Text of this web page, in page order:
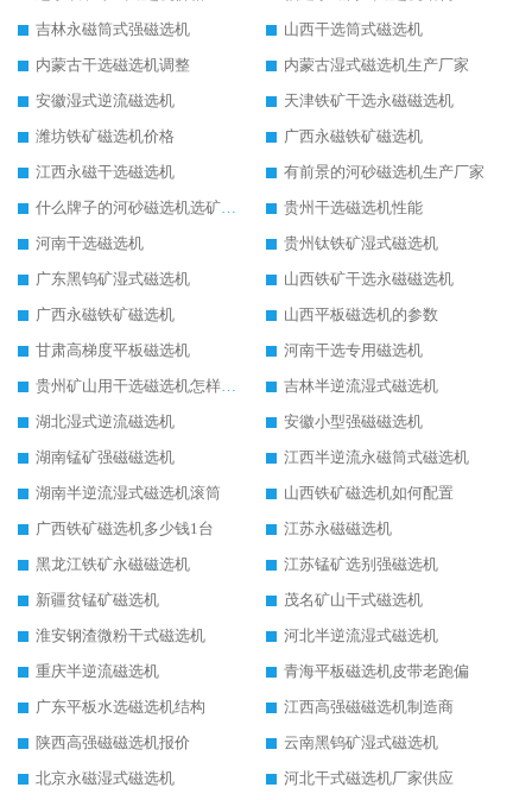
吉林永磁筒式强磁选机
山西干选筒式磁选机
内蒙古干选磁选机调整
内蒙古湿式磁选机生产厂家
安徽湿式逆流磁选机
天津铁矿干选永磁磁选机
潍坊铁矿磁选机价格
广西永磁铁矿磁选机
江西永磁干选磁选机
有前景的河砂磁选机生产厂家
什么牌子的河砂磁选机选矿效果好
贵州干选磁选机性能
河南干选磁选机
贵州钛铁矿湿式磁选机
广东黑钨矿湿式磁选机
山西铁矿干选永磁磁选机
广西永磁铁矿磁选机
山西平板磁选机的参数
甘肃高梯度平板磁选机
河南干选专用磁选机
贵州矿山用干选磁选机怎样调磁
吉林半逆流湿式磁选机
湖北湿式逆流磁选机
安徽小型强磁磁选机
湖南锰矿强磁磁选机
江西半逆流永磁筒式磁选机
湖南半逆流湿式磁选机滚筒
山西铁矿磁选机如何配置
广西铁矿磁选机多少钱1台
江苏永磁磁选机
黑龙江铁矿永磁磁选机
江苏锰矿选别强磁选机
新疆贫锰矿磁选机
茂名矿山干式磁选机
淮安钢渣微粉干式磁选机
河北半逆流湿式磁选机
重庆半逆流磁选机
青海平板磁选机皮带老跑偏
广东平板水选磁选机结构
江西高强磁磁选机制造商
陕西高强磁磁选机报价
云南黑钨矿湿式磁选机
北京永磁湿式磁选机
河北干式磁选机厂家供应